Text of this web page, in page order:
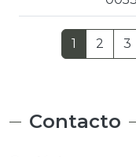
1 2 3
Contacto